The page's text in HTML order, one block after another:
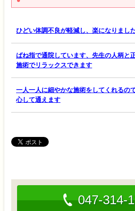
ひどい体調不良が軽減し、楽になりました
ばね指で通院しています、先生の人柄と
施術でリラックスできます
一人一人に細やかな施術をしてくれるの
心して通えます
047-314-